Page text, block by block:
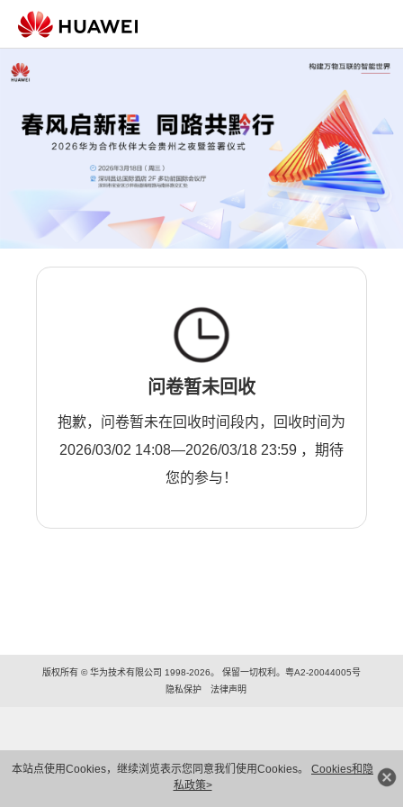
本站点使用Cookies，继续浏览表示您同意我们使用Cookies。 Cookies和隐
私政策>
问卷暂未回收
抱歉，问卷暂未在回收时间段内，回收时间为
2026/03/02 14:08—2026/03/18 23:59 ，期待
您的参与！
版权所有 © 华为技术有限公司 1998-2026。 保留一切权利。粤A2-20044005号
隐私保护
法律声明